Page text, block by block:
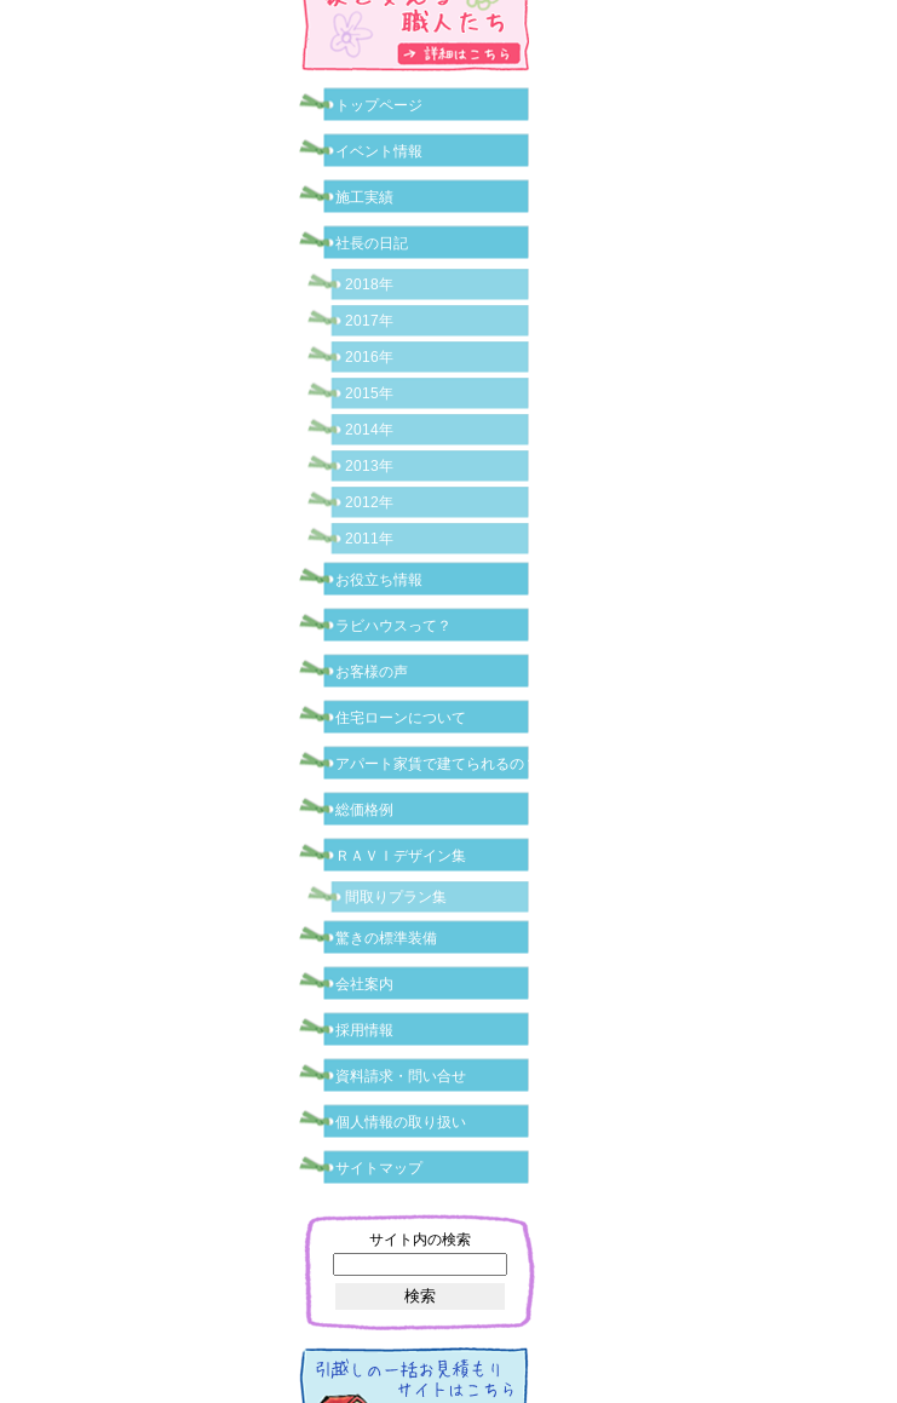
トップページ
イベント情報
施工実績
社長の日記
2018年
2017年
2016年
2015年
2014年
2013年
2012年
2011年
お役立ち情報
ラビハウスって？
お客様の声
住宅ローンについて
アパート家賃で建てられるの？
総価格例
ＲＡＶＩデザイン集
間取りプラン集
驚きの標準装備
会社案内
採用情報
資料請求・問い合せ
個人情報の取り扱い
サイトマップ
サイト内の検索